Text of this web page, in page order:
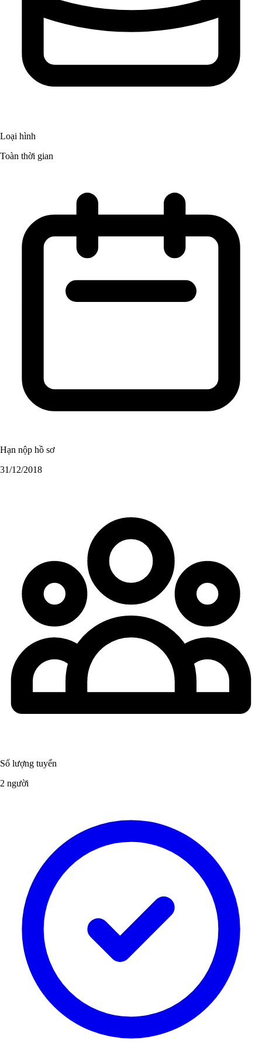
Loại hình
Toàn thời gian
Hạn nộp hồ sơ
31/12/2018
Số lượng tuyển
2 người